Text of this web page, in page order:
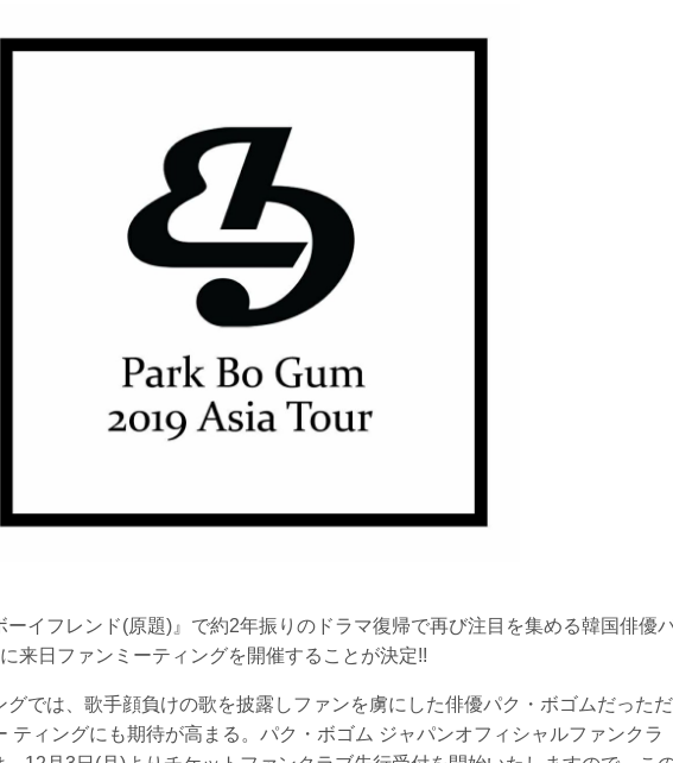
ーイフレンド(原題)』で約2年振りのドラマ復帰で再び注目を集める韓国俳優
来日ファンミーティングを開催することが決定!!
グでは、歌手顔負けの歌を披露しファンを虜にした俳優パク・ボゴムだっただ
ティングにも期待が高まる。パク・ボゴム ジャパンオフィシャルファンクラ